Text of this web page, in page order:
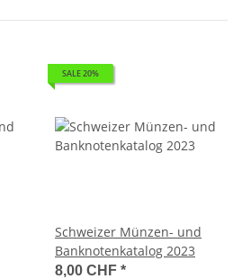
SALE 20%
Schweizer Münzen- und
Banknotenkatalog 2023
8,00 CHF *